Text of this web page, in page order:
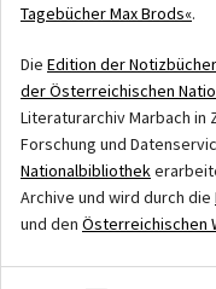
Tagebücher Max Brods«.
Die Edition der
der Österreichischen
Literaturarchiv Marbach in
Forschung und
Nationalbibliothek
Archive und wird durch die
und den Österreichischen